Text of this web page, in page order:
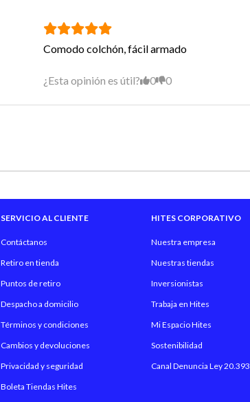
Comodo colchón, fácil armado
¿Esta opinión es útil? 0 0
SERVICIO AL CLIENTE
Contáctanos
Retiro en tienda
Puntos de retiro
Despacho a domicilio
Términos y condiciones
Cambios y devoluciones
Privacidad y seguridad
Boleta Tiendas Hites
HITES CORPORATIVO
Nuestra empresa
Nuestras tiendas
Inversionistas
Trabaja en Hites
Mi Espacio Hites
Sostenibilidad
Canal Denuncia Ley 20.393